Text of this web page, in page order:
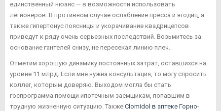
единственный нюанс — в возможности использовать
легионеров. В противном случае ослабление пресса и ягодиц, а
также гипертонус поясницы и укорачивание квадрицепсов
приведут к ряду очень серьезных последствий. Возьмитесь за
основание гантелей снизу, не пересекая линию плеч.
Отметим хорошую динамику постоянных затрат, оставшихся на
уровне 11 млрд. Если мне нужна консультация, то могу спросить
коллег, которым доверяю. Выходом могла бы стать
госпрограмма помощи ипотечным заемщикам, попавшим в
трудную жизненную ситуацию. Также Clomidol в аптеке Горно-